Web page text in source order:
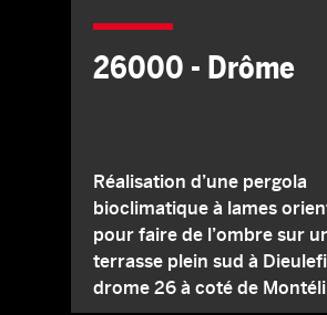
26000 - Drôme
Réalisation d’une pergola
bioclimatique à lames
pour faire de l’ombre sur
terrasse plein sud à
drome 26 à coté de